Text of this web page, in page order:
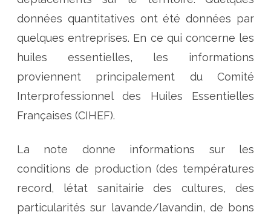
e
n
F
a
données quantitatives ont été données par
quelques entreprises. En ce qui concerne les
huiles essentielles, les informations
proviennent principalement du Comité
Interprofessionnel des Huiles Essentielles
Françaises (CIHEF).
La note donne informations sur les
conditions de production (des températures
record, létat sanitairie des cultures, des
particularités sur lavande/lavandin, de bons